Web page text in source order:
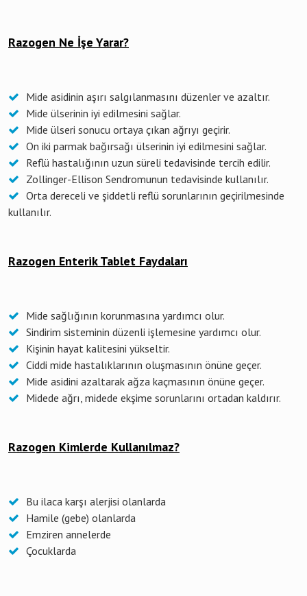
Razogen Ne İşe Yarar?
Mide asidinin aşırı salgılanmasını düzenler ve azaltır.
Mide ülserinin iyi edilmesini sağlar.
Mide ülseri sonucu ortaya çıkan ağrıyı geçirir.
On iki parmak bağırsağı ülserinin iyi edilmesini sağlar.
Reflü hastalığının uzun süreli tedavisinde tercih edilir.
Zollinger-Ellison Sendromunun tedavisinde kullanılır.
Orta dereceli ve şiddetli reflü sorunlarının geçirilmesinde
kullanılır.
Razogen Enterik Tablet Faydaları
Mide sağlığının korunmasına yardımcı olur.
Sindirim sisteminin düzenli işlemesine yardımcı olur.
Kişinin hayat kalitesini yükseltir.
Ciddi mide hastalıklarının oluşmasının önüne geçer.
Mide asidini azaltarak ağza kaçmasının önüne geçer.
Midede ağrı, midede ekşime sorunlarını ortadan kaldırır.
Razogen Kimlerde Kullanılmaz?
Bu ilaca karşı alerjisi olanlarda
Hamile (gebe) olanlarda
Emziren annelerde
Çocuklarda